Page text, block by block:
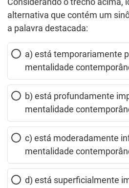
Considerando o trecho acima,
alternativa que contém um
a palavra destacada:
a) está temporariamente
mentalidade
b) está profundamente
mentalidade
c) está moderadamente
mentalidade
d) está superficialmente